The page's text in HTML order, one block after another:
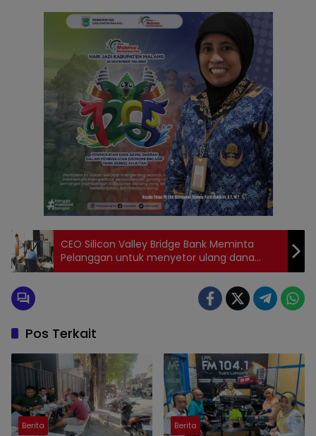
CEO Silicon Valley Bridge Bank Meminta
Pelanggan untuk menyetor ulang dana
Mereka
Pos Terkait
Berita Berita